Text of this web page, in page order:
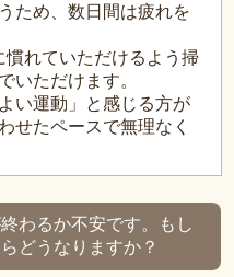
ため、数日間は疲れを
れていただけるよう掃
いただけます。
い運動」と感じる方が
せたペースで無理なく
わるか不安です。もし
どうなりますか？